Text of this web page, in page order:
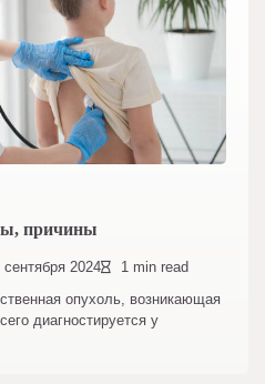
причины
сентября 2024 1 min read
опухоль, возникающая
диагностируется у